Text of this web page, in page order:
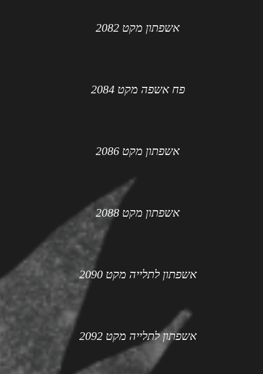
אשפתון מקט 2082
פח אשפה מקט 2084
אשפתון מקט 2086
אשפתון מקט 2088
אשפתון לתלייה מקט 2090
אשפתון לתלייה מקט 2092